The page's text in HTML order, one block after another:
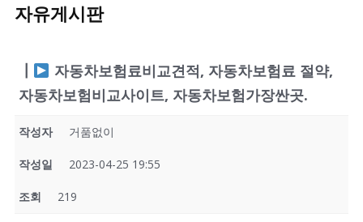
자유게시판
자동차보험료비교견적, 자동차보험료 절약,
자동차보험비교사이트, 자동차보험가장싼곳.
작성자 거품없이
작성일 2023-04-25 19:55
조회 219